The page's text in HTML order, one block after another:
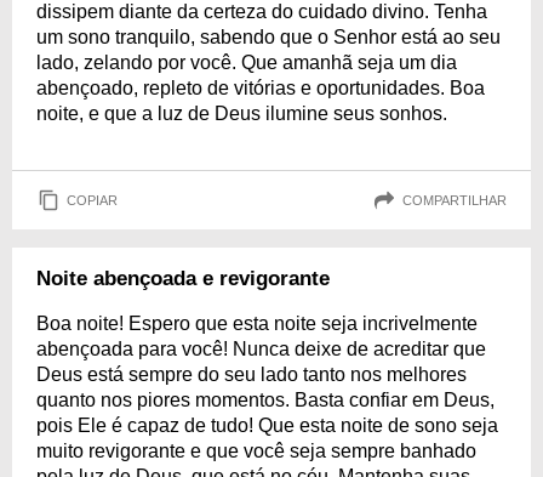
dissipem diante da certeza do cuidado divino. Tenha
um sono tranquilo, sabendo que o Senhor está ao seu
lado, zelando por você. Que amanhã seja um dia
abençoado, repleto de vitórias e oportunidades. Boa
noite, e que a luz de Deus ilumine seus sonhos.
COPIAR COMPARTILHAR
Noite abençoada e revigorante
Boa noite! Espero que esta noite seja incrivelmente
abençoada para você! Nunca deixe de acreditar que
Deus está sempre do seu lado tanto nos melhores
quanto nos piores momentos. Basta confiar em Deus,
pois Ele é capaz de tudo! Que esta noite de sono seja
muito revigorante e que você seja sempre banhado